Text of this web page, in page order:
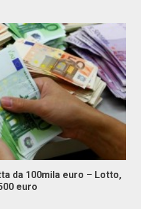
da 100mila euro – Lotto,
euro